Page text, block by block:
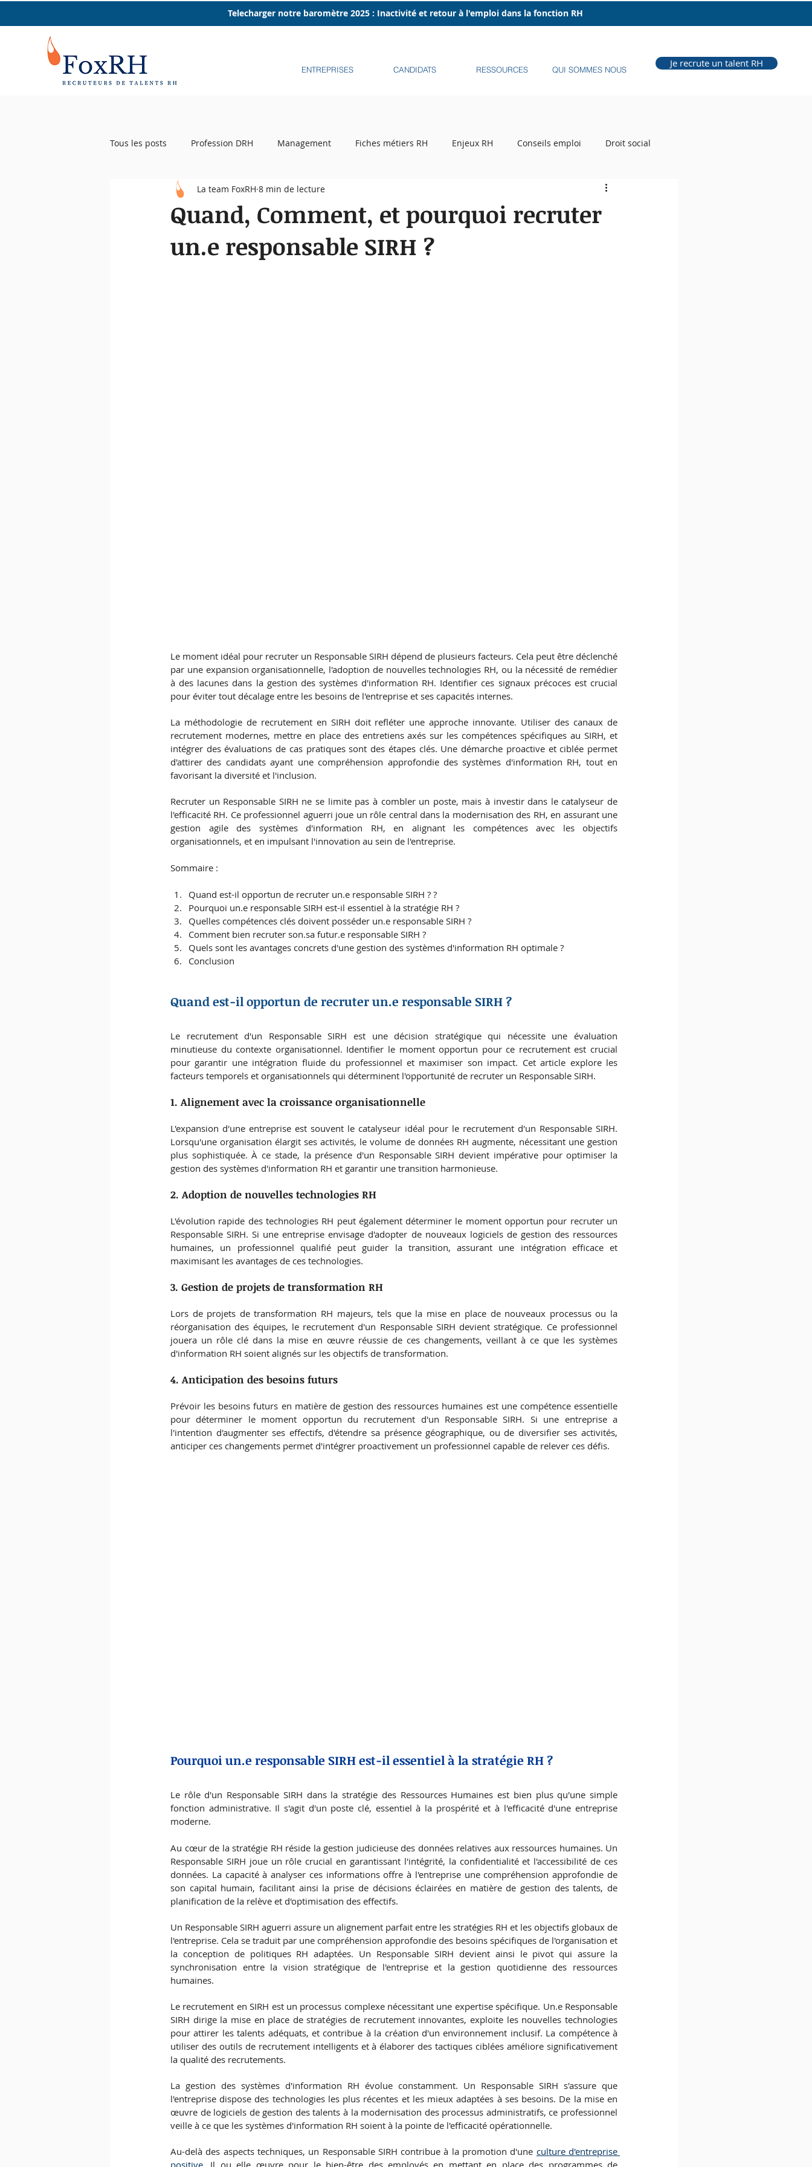
Telecharger notre baromètre 2025 : Inactivité et retour à l'emploi dans la fonction RH
ENTREPRISES CANDIDATS RESSOURCES QUI SOMMES NOUS
Je recrute un talent RH
Tous les posts Profession DRH Management Fiches métiers RH Enjeux RH Conseils emploi Droit social
Startup RH Event RH Recrutement Auteur RH
Quand, Comment, et pourquoi recruter
un.e responsable SIRH ?
La team FoxRH 8 min de lecture
Le moment idéal pour recruter un Responsable SIRH dépend de plusieurs facteurs. Cela peut être déclenché
par une expansion organisationnelle, l'adoption de nouvelles technologies RH, ou la nécessité de remédier
à des lacunes dans la gestion des systèmes d'information RH. Identifier ces signaux précoces est crucial
pour éviter tout décalage entre les besoins de l'entreprise et ses capacités internes.
La méthodologie de recrutement en SIRH doit refléter une approche innovante. Utiliser des canaux de
recrutement modernes, mettre en place des entretiens axés sur les compétences spécifiques au SIRH, et
intégrer des évaluations de cas pratiques sont des étapes clés. Une démarche proactive et ciblée permet
d'attirer des candidats ayant une compréhension approfondie des systèmes d'information RH, tout en
favorisant la diversité et l'inclusion.
Recruter un Responsable SIRH ne se limite pas à combler un poste, mais à investir dans le catalyseur de
l'efficacité RH. Ce professionnel aguerri joue un rôle central dans la modernisation des RH, en assurant une
gestion agile des systèmes d'information RH, en alignant les compétences avec les objectifs
organisationnels, et en impulsant l'innovation au sein de l'entreprise.
Sommaire :
Quand est-il opportun de recruter un.e responsable SIRH ? ?
Pourquoi un.e responsable SIRH est-il essentiel à la stratégie RH ?
Quelles compétences clés doivent posséder un.e responsable SIRH ?
Comment bien recruter son.sa futur.e responsable SIRH ?
Quels sont les avantages concrets d'une gestion des systèmes d'information RH optimale ?
Conclusion
Quand est-il opportun de recruter un.e responsable SIRH ?
Le recrutement d'un Responsable SIRH est une décision stratégique qui nécessite une évaluation
minutieuse du contexte organisationnel. Identifier le moment opportun pour ce recrutement est crucial
pour garantir une intégration fluide du professionnel et maximiser son impact. Cet article explore les
facteurs temporels et organisationnels qui déterminent l'opportunité de recruter un Responsable SIRH.
1. Alignement avec la croissance organisationnelle
L'expansion d'une entreprise est souvent le catalyseur idéal pour le recrutement d'un Responsable SIRH.
Lorsqu'une organisation élargit ses activités, le volume de données RH augmente, nécessitant une gestion
plus sophistiquée. À ce stade, la présence d'un Responsable SIRH devient impérative pour optimiser la
gestion des systèmes d'information RH et garantir une transition harmonieuse.
2. Adoption de nouvelles technologies RH
L'évolution rapide des technologies RH peut également déterminer le moment opportun pour recruter un
Responsable SIRH. Si une entreprise envisage d'adopter de nouveaux logiciels de gestion des ressources
humaines, un professionnel qualifié peut guider la transition, assurant une intégration efficace et
maximisant les avantages de ces technologies.
3. Gestion de projets de transformation RH
Lors de projets de transformation RH majeurs, tels que la mise en place de nouveaux processus ou la
réorganisation des équipes, le recrutement d'un Responsable SIRH devient stratégique. Ce professionnel
jouera un rôle clé dans la mise en œuvre réussie de ces changements, veillant à ce que les systèmes
d'information RH soient alignés sur les objectifs de transformation.
4. Anticipation des besoins futurs
Prévoir les besoins futurs en matière de gestion des ressources humaines est une compétence essentielle
pour déterminer le moment opportun du recrutement d'un Responsable SIRH. Si une entreprise a
l'intention d'augmenter ses effectifs, d'étendre sa présence géographique, ou de diversifier ses activités,
anticiper ces changements permet d'intégrer proactivement un professionnel capable de relever ces défis.
Pourquoi un.e responsable SIRH est-il essentiel à la stratégie RH ?
Le rôle d'un Responsable SIRH dans la stratégie des Ressources Humaines est bien plus qu'une simple
fonction administrative. Il s'agit d'un poste clé, essentiel à la prospérité et à l'efficacité d'une entreprise
moderne.
Au cœur de la stratégie RH réside la gestion judicieuse des données relatives aux ressources humaines. Un
Responsable SIRH joue un rôle crucial en garantissant l'intégrité, la confidentialité et l'accessibilité de ces
données. La capacité à analyser ces informations offre à l'entreprise une compréhension approfondie de
son capital humain, facilitant ainsi la prise de décisions éclairées en matière de gestion des talents, de
planification de la relève et d'optimisation des effectifs.
Un Responsable SIRH aguerri assure un alignement parfait entre les stratégies RH et les objectifs globaux de
l'entreprise. Cela se traduit par une compréhension approfondie des besoins spécifiques de l'organisation et
la conception de politiques RH adaptées. Un Responsable SIRH devient ainsi le pivot qui assure la
synchronisation entre la vision stratégique de l'entreprise et la gestion quotidienne des ressources
humaines.
Le recrutement en SIRH est un processus complexe nécessitant une expertise spécifique. Un.e Responsable
SIRH dirige la mise en place de stratégies de recrutement innovantes, exploite les nouvelles technologies
pour attirer les talents adéquats, et contribue à la création d'un environnement inclusif. La compétence à
utiliser des outils de recrutement intelligents et à élaborer des tactiques ciblées améliore significativement
la qualité des recrutements.
La gestion des systèmes d'information RH évolue constamment. Un Responsable SIRH s'assure que
l'entreprise dispose des technologies les plus récentes et les mieux adaptées à ses besoins. De la mise en
œuvre de logiciels de gestion des talents à la modernisation des processus administratifs, ce professionnel
veille à ce que les systèmes d'information RH soient à la pointe de l'efficacité opérationnelle.
Au-delà des aspects techniques, un Responsable SIRH contribue à la promotion d'une culture d'entreprise
positive.
Il ou elle œuvre pour le bien-être des employés en mettant en place des programmes de